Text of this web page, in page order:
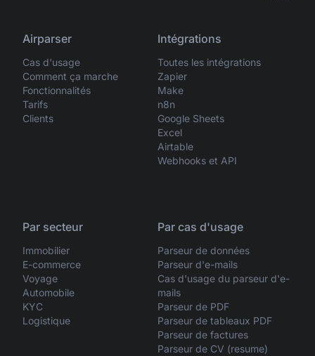
Airparser
Cas d'usage
Comment ça marche
Fonctionnalités
Tarifs
Clients
Intégrations
Toutes les intégrations
Zapier
Make
n8n
Google Sheets
Excel
Airtable
Webhooks et API
Par secteur
Immobilier
E-commerce
Voyage
Automobile
KYC
Logistique
Par cas d'usage
Parseur de données
Parseur d'e-mails
Cas d'usage du parseur d'e-
mails
Parseur de PDF
Parseur de tableaux PDF
Parseur de factures
Parseur de CV (resume)